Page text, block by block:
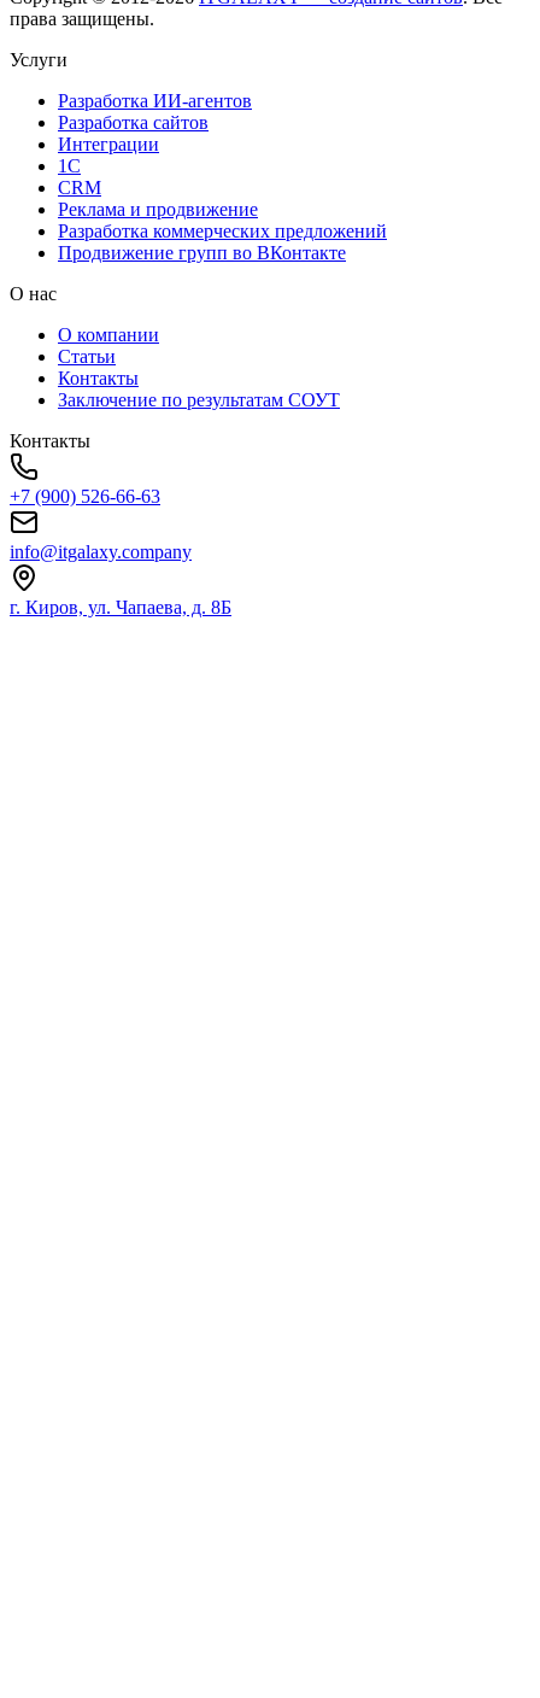
права защищены.
Услуги
Разработка ИИ-агентов
Разработка сайтов
Интеграции
1C
CRM
Реклама и продвижение
Разработка коммерческих предложений
Продвижение групп во ВКонтакте
О нас
О компании
Статьи
Контакты
Заключение по результатам СОУТ
Контакты
+7 (900) 526-66-63
info@itgalaxy.company
г. Киров, ул. Чапаева, д. 8Б